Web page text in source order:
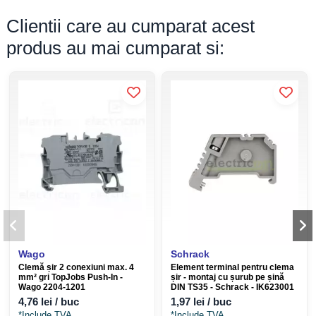
Siguranță certificată:
Conformitate CE și standarde SR EN
61439-1.
Vizibilitate:Capac transparent pentru citirea facilă a
Include cablaj intern și sistem de prindere
motoarelor mici (ex. electrocasnice).
Ușor de instalat:
Acces facil pentru conexiunile de
intrare/ieșire.
Producător
Tip produs
Bloc de Măsură și Protecție
Monofazat (BMPM)
Curent Nominal (In)
Tensiune alimentare
230 V (Monopolar/Monofazat)
Clientii care au cumparat acest
produs au mai cumparat si:
Wago
Clemă șir 2 conexiuni max. 4
mm² gri TopJobs Push-In -
Wago 2204-1201
4,76 lei / buc
Schrack
Element terminal pentru clema
șir - montaj cu șurub pe șină
DIN TS35 - Schrack - IK623001
1,97 lei / buc